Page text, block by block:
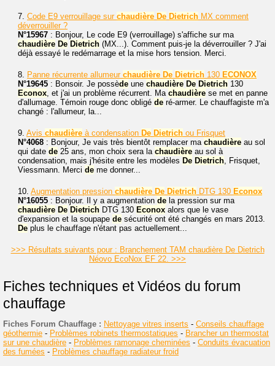
7. Code E9 verrouillage sur chaudière De Dietrich MX comment
déverrouiller ?
N°15967 : Bonjour, Le code E9 (verrouillage) s'affiche sur ma
chaudière De Dietrich (MX...). Comment puis-je la déverrouiller ? J'ai
déjà essayé le redémarrage et la mise hors tension. Merci.
8. Panne récurrente allumeur chaudière De Dietrich 130 ECONOX
N°19645 : Bonsoir. Je possède une chaudière De Dietrich 130
Econox, et j'ai un problème récurrent. Ma chaudière se met en panne
d'allumage. Témoin rouge donc obligé de ré-armer. Le chauffagiste m'a
changé : l'allumeur, la...
9. Avis chaudière à condensation De Dietrich ou Frisquet
N°4068 : Bonjour, Je vais très bientôt remplacer ma chaudière au sol
qui date de 25 ans, mon choix sera la chaudière au sol à
condensation, mais j'hésite entre les modèles De Dietrich, Frisquet,
Viessmann. Merci de me donner...
10. Augmentation pression chaudière De Dietrich DTG 130 Econox
N°16055 : Bonjour. Il y a augmentation de la pression sur ma
chaudière De Dietrich DTG 130 Econox alors que le vase
d'expansion et la soupape de sécurité ont été changés en mars 2013.
De plus le chauffage n'étant pas actuellement...
>>> Résultats suivants pour : Branchement TAM chaudière De Dietrich
Néovo EcoNox EF 22. >>>
Fiches techniques et Vidéos du forum
chauffage
Fiches Forum Chauffage : Nettoyage vitres inserts - Conseils chauffage
géothermie - Problèmes robinets thermostatiques - Brancher un thermostat
sur une chaudière - Problèmes ramonage cheminées - Conduits évacuation
des fumées - Problèmes chauffage radiateur froid